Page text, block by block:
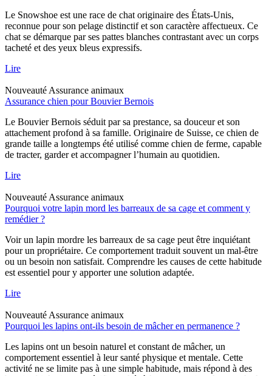
Le Snowshoe est une race de chat originaire des États-Unis,
reconnue pour son pelage distinctif et son caractère affectueux. Ce
chat se démarque par ses pattes blanches contrastant avec un corps
tacheté et des yeux bleus expressifs.
Lire
Nouveauté Assurance animaux
Assurance chien pour Bouvier Bernois
Le Bouvier Bernois séduit par sa prestance, sa douceur et son
attachement profond à sa famille. Originaire de Suisse, ce chien de
grande taille a longtemps été utilisé comme chien de ferme, capable
de tracter, garder et accompagner l’humain au quotidien.
Lire
Nouveauté Assurance animaux
Pourquoi votre lapin mord les barreaux de sa cage et comment y
remédier ?
Voir un lapin mordre les barreaux de sa cage peut être inquiétant
pour un propriétaire. Ce comportement traduit souvent un mal-être
ou un besoin non satisfait. Comprendre les causes de cette habitude
est essentiel pour y apporter une solution adaptée.
Lire
Nouveauté Assurance animaux
Pourquoi les lapins ont-ils besoin de mâcher en permanence ?
Les lapins ont un besoin naturel et constant de mâcher, un
comportement essentiel à leur santé physique et mentale. Cette
activité ne se limite pas à une simple habitude, mais répond à des